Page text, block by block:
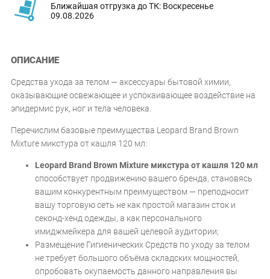
Ближайшая отгрузка до ТК: Воскресенье
09.08.2026
ОПИСАНИЕ
Средства ухода за телом — аксессуары бытовой химии,
оказывающие освежающее и успокаивающее воздействие на
эпидермис рук, ног и тела человека.
Перечислим базовые преимущества Leopard Brand Brown
Mixture микстура от кашля 120 мл:
Leopard Brand Brown Mixture микстура от кашля 120 мл
способствует продвижению вашего бренда, становясь
вашим конкурентным преимуществом — преподносит
вашу торговую сеть не как простой магазин сток и
секонд-хенд одежды, а как персонального
имиджмейкера для вашей целевой аудитории;
Размещение Гигиенических Средств по уходу за телом
не требует большого объёма складских мощностей,
опробовать окупаемость данного направления вы